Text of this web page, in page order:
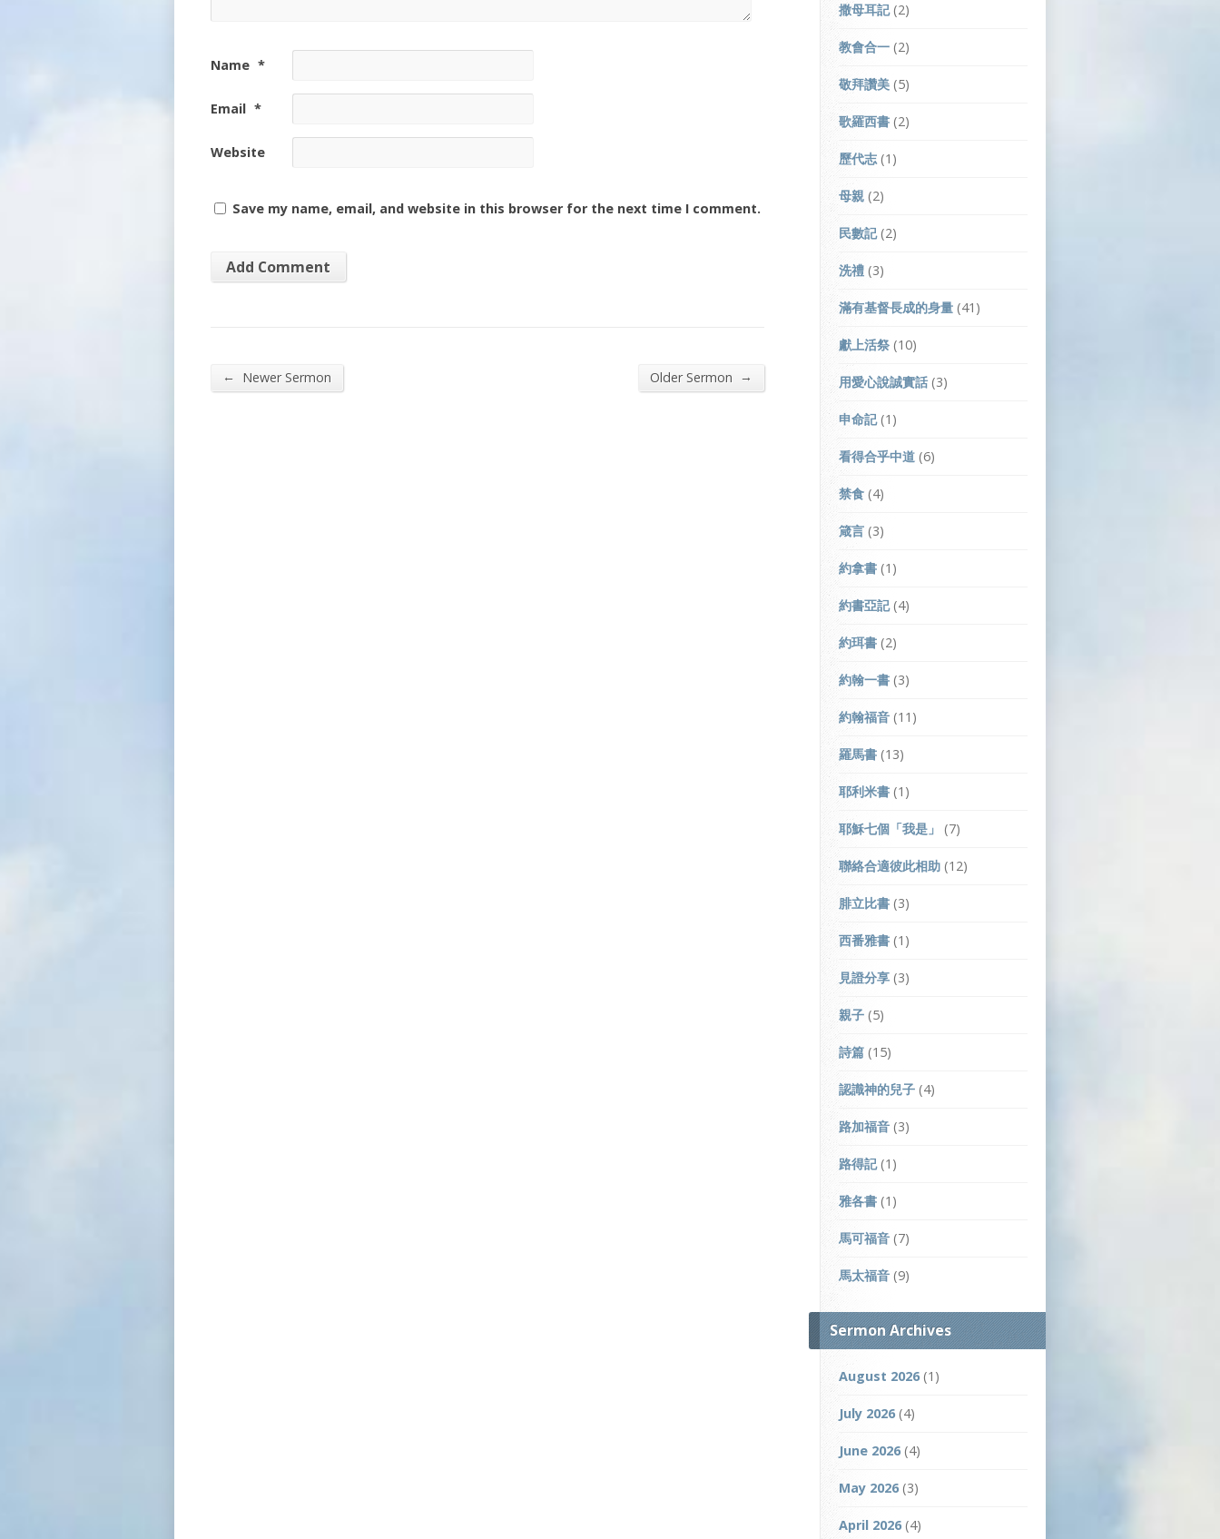
Name *
Email *
Website
Save my name, email, and website in this browser for the next time I comment.
← Newer Sermon Older Sermon →
撒母耳記(2)
教會合一 (2)
敬拜讚美 (5)
歌羅西書 (2)
歷代志 (1)
母親 (2)
民數記(2)
洗禮 (3)
滿有基督長成的身量 (41)
獻上活祭 (10)
用愛心說誠實話 (3)
申命記(1)
看得合乎中道 (6)
禁食 (4)
箴言 (3)
約拿書 (1)
約書亞記(4)
約珥書 (2)
約翰一書 (3)
約翰福音 (11)
羅馬書 (13)
耶利米書 (1)
耶穌七個「我是」 (7)
聯絡合適彼此相助 (12)
腓立比書 (3)
西番雅書 (1)
見證分享 (3)
親子 (5)
詩篇 (15)
認識神的兒子 (4)
路加福音 (3)
路得記(1)
雅各書 (1)
馬可福音 (7)
馬太福音 (9)
Sermon Archives
August 2026(1)
July 2026(4)
June 2026(4)
May 2026(3)
April 2026(4)